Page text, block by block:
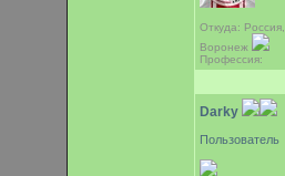
Откуда: Россия,
Воронеж
Профессия:
Darky
Пользователь